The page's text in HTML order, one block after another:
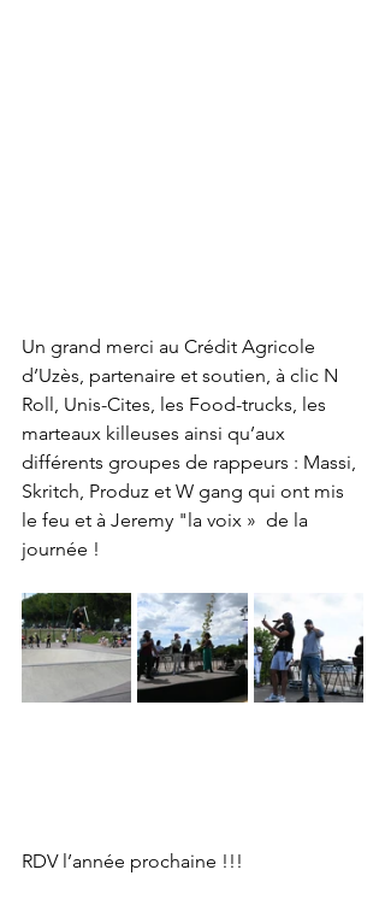
Un grand merci au Crédit Agricole
d’Uzès, partenaire et soutien, à clic N
Roll, Unis-Cites, les Food-trucks, les
marteaux killeuses ainsi qu’aux
différents groupes de rappeurs : Massi,
Skritch, Produz et W gang qui ont mis
le feu et à Jeremy "la voix »  de la
journée !
RDV l’année prochaine !!!